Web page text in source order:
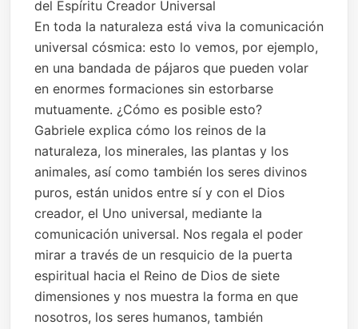
del Espíritu Creador Universal
En toda la naturaleza está viva la comunicación
universal cósmica: esto lo vemos, por ejemplo,
en una bandada de pájaros que pueden volar
en enormes formaciones sin estorbarse
mutuamente. ¿Cómo es posible esto?
Gabriele explica cómo los reinos de la
naturaleza, los minerales, las plantas y los
animales, así como también los seres divinos
puros, están unidos entre sí y con el Dios
creador, el Uno universal, mediante la
comunicación universal. Nos regala el poder
mirar a través de un resquicio de la puerta
espiritual hacia el Reino de Dios de siete
dimensiones y nos muestra la forma en que
nosotros, los seres humanos, también